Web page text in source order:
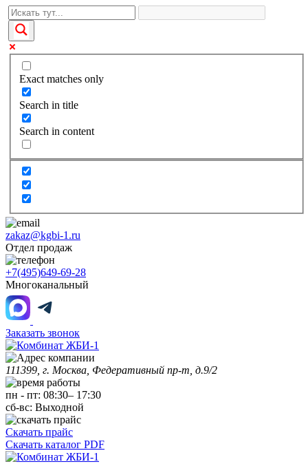
Exact matches only
Search in title
Search in content
zakaz@kgbi-1.ru
Отдел продаж
+7(495)649-69-28
Многоканальный
Заказать звонок
111399, г. Москва, Федеративный пр-т, д.9/2
пн - пт: 08:30– 17:30
сб-вс: Выходной
Скачать прайс
Скачать каталог PDF